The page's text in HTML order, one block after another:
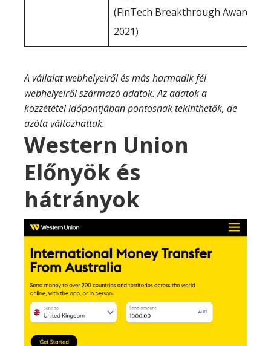
(FinTech Breakthrough Awards,
2021)
A vállalat webhelyeiről és más harmadik fél
webhelyeiről származó adatok. Az adatok a
közzététel időpontjában pontosnak tekinthetők, de
azóta változhattak.
Western Union
Előnyök és
hátrányok